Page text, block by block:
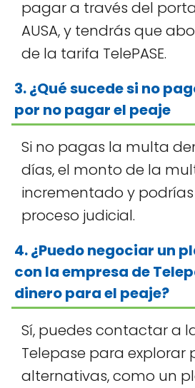
pagar a través del
AUSA, y tendrás que
de la tarifa TelePASE.
3. ¿Qué sucede si no
por no pagar el peaje
Si no pagas la multa
días, el monto de la
incrementado y
proceso judicial.
4. ¿Puedo negociar un
con la empresa de
dinero para el peaje?
Sí, puedes contactar a
Telepase para explorar
alternativas, como un